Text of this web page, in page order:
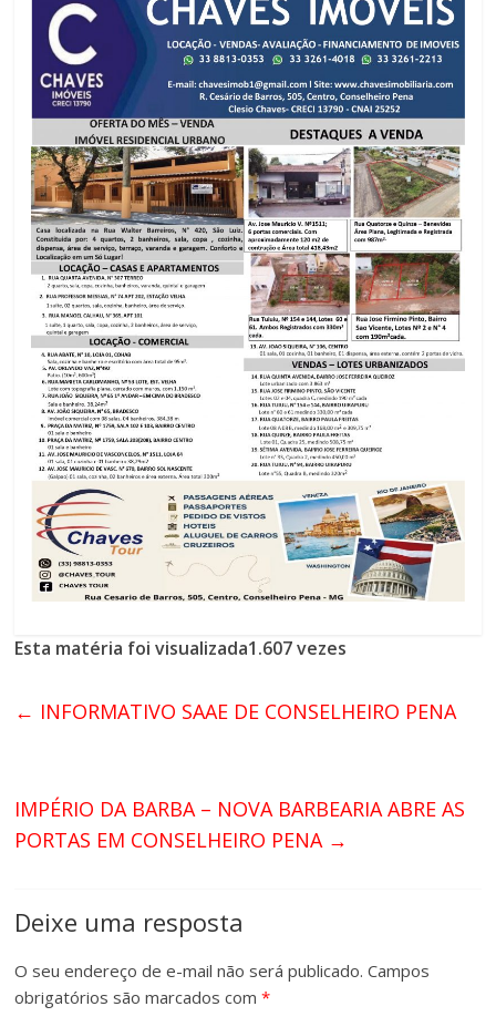
Esta matéria foi visualizada1.607 vezes
← INFORMATIVO SAAE DE CONSELHEIRO PENA
IMPÉRIO DA BARBA – NOVA BARBEARIA ABRE AS
PORTAS EM CONSELHEIRO PENA →
Deixe uma resposta
O seu endereço de e-mail não será publicado. Campos
obrigatórios são marcados com*